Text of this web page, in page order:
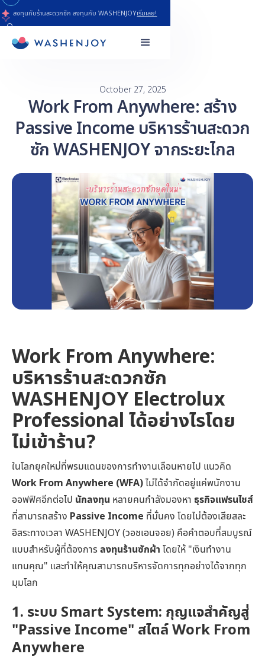
ลงทุนกับร้านสะดวกซัก ลงทุนกับ WASHENJOYเริ่มเลย!
October 27, 2025
Work From Anywhere: สร้าง
Passive Income บริหารร้านสะดวก
ซัก WASHENJOY จากระยะไกล
Work From Anywhere:
บริหารร้านสะดวกซัก
WASHENJOY Electrolux
Professional ได้อย่างไรโดย
ไม่เข้าร้าน?
ในโลกยุคใหม่ที่พรมแดนของการทำงานเลือนหายไป แนวคิด
Work From Anywhere (WFA)ไม่ได้จำกัดอยู่แค่พนักงาน
ออฟฟิศอีกต่อไป นักลงทุน หลายคนกำลังมองหา ธุรกิจแฟรนไชส์
ที่สามารถสร้าง Passive Income ที่มั่นคง โดยไม่ต้องเสียสละ
อิสระทางเวลา WASHENJOY (วอชเอนจอย) คือคำตอบที่สมบูรณ์
แบบสำหรับผู้ที่ต้องการลงทุนร้านซักผ้า โดยให้ "เงินทำงาน
แทนคุณ" และทำให้คุณสามารถบริหารจัดการทุกอย่างได้จากทุก
มุมโลก
1. ระบบ Smart System: กุญแจสำคัญสู่
"Passive Income" สไตล์ Work From
Anywhere